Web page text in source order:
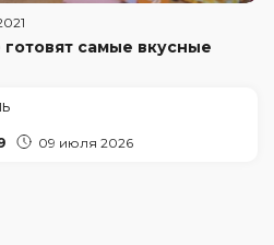
самые вкусные
09 июля 2026